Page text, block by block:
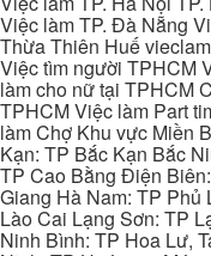
Việc làm TP. Đà Nẵng
Thừa Thiên Huế
Việc tìm người TPHCM
làm cho nữ tại TPHCM
TPHCM Việc làm Part
làm Chợ Khu vực Miền
Kạn: TP Bắc Kạn Bắc
TP Cao Bằng Điện
Giang Hà Nam: TP Phủ
Lào Cai Lạng Sơn: TP
Ninh Bình: TP Hoa Lư,